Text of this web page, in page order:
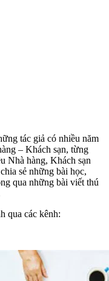
tác giả có nhiều năm
– Khách sạn, từng
Nhà hàng, Khách sạn
sẻ những bài học,
qua những bài viết thú
qua các kênh: